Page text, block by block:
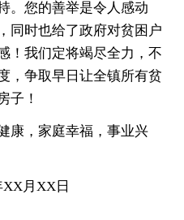
。您的善举是令人感动
同时也给了政府对贫困户
！我们定将竭尽全力，不
，争取早日让全镇所有贫
子！
康，家庭幸福，事业兴
月XX日